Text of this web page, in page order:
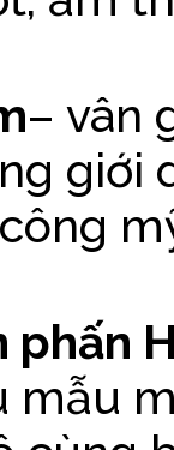
– vân
giới
phấn
mẫu